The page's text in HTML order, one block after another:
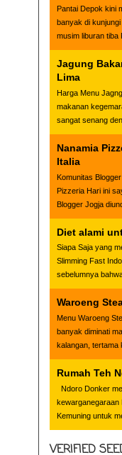
Pantai Depok kini
banyak di
musim liburan tiba
Jagung
Lima
Harga Menu
makanan
sangat senang
Nanamia
Italia
Komunitas
Pizzeria Hari ini
Blogger Jogja
Diet alami
Siapa Saja yang
Slimming Fast
sebelumnya
Waroeng
Menu Waroeng
banyak diminati
kalangan, tertama
Rumah Teh
Ndoro Donker
kewarganegaraan
Kemuning untuk
VERIFIED